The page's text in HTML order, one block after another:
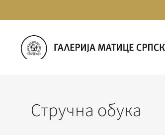
на
Стручна обука